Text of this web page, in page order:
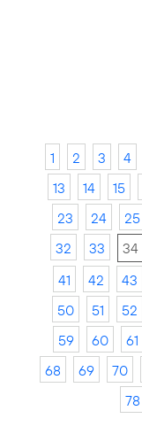
1 2 3 4
13
14 15
23
24 25
32
33 34
41
42 43
50
51 52
59
60 61
68
69 70
78